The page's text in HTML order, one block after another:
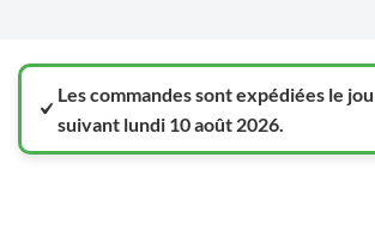
Les commandes sont expédiées le
suivant lundi 10 août 2026.